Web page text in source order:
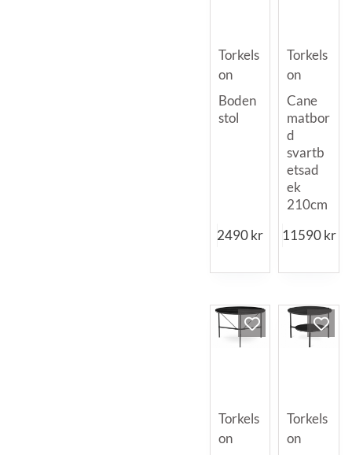
Torkels
on
Boden
stol
2490kr
Torkels
on
Cane
matbor
d
svartb
etsad
ek
210cm
11590kr
Torkels
on
Torkels
on